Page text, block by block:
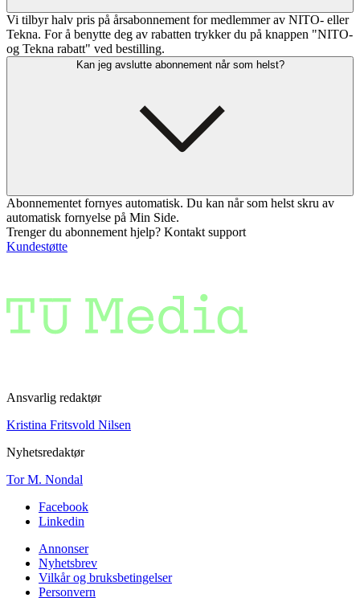
Vi tilbyr halv pris på årsabonnement for medlemmer av NITO- eller
Tekna. For å benytte deg av rabatten trykker du på knappen "NITO-
og Tekna rabatt" ved bestilling.
Kan jeg avslutte abonnement når som helst?
Abonnementet fornyes automatisk. Du kan når som helst skru av
automatisk fornyelse på Min Side.
Trenger du abonnement hjelp? Kontakt support
Kundestøtte
Ansvarlig redaktør
Kristina Fritsvold Nilsen
Nyhetsredaktør
Tor M. Nondal
Facebook
Linkedin
Annonser
Nyhetsbrev
Vilkår og bruksbetingelser
Personvern